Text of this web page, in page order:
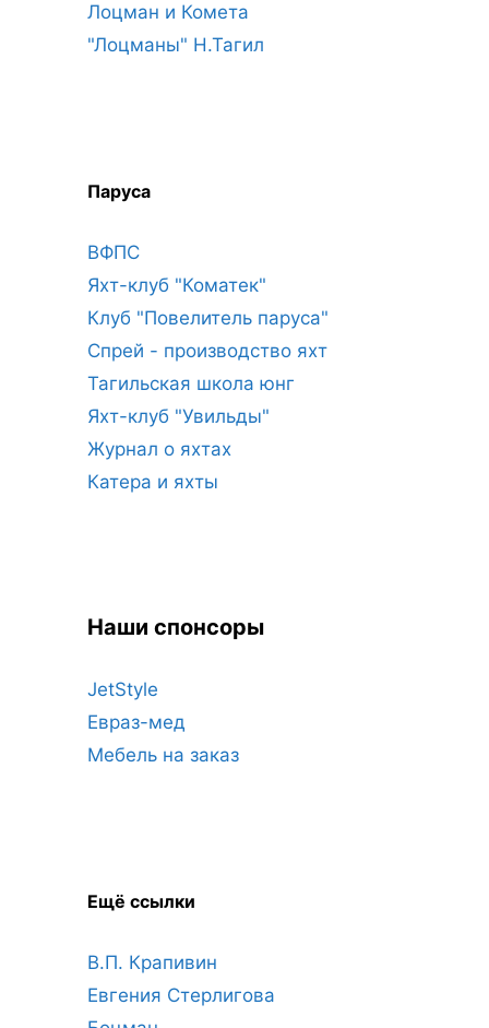
Лоцман и Комета
"Лоцманы" Н.Тагил
Паруса
ВФПС
Яхт-клуб "Коматек"
Клуб "Повелитель паруса"
Спрей - производство яхт
Тагильская школа юнг
Яхт-клуб "Увильды"
Журнал о яхтах
Катера и яхты
Наши спонсоры
JetStyle
Евраз-мед
Мебель на заказ
Ещё ссылки
В.П. Крапивин
Евгения Стерлигова